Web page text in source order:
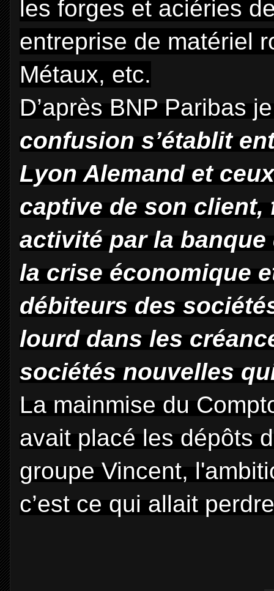
les forges et aciéries
entreprise de matériel
Métaux, etc.
D’après BNP Paribas
confusion s’établit
Lyon Alemand et
captive de son client,
activité par la
la crise économique
débiteurs des
lourd dans les
sociétés nouvelles
La mainmise du
avait placé les dépôts
groupe Vincent,
c’est ce qui allait